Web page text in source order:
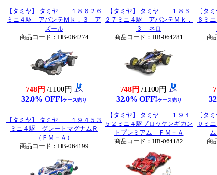
【タミヤ】 タミヤ １８６２６
ミニ４駆 アバンテＭｋ．３ ア
ズール
商品コード：HB-064274
748円 /1100円
32.0% OFF!ケース売り
【タミヤ】 タミヤ １８６
２７ミニ４駆 アバンテＭｋ．
３ ネロ
商品コード：HB-064281
748円 /1100円
32.0% OFF!ケース売り
【タ
８ミ
商
【タミヤ】 タミヤ １９４５３
ミニ４駆 グレートマグナムＲ
（ＦＭ－Ａ）
商品コード：HB-064199
【タミヤ】 タミヤ １９４
５２ミニ４駆ブロッケンギガン
トプレミアム ＦＭ－Ａ
商品コード：HB-064182
【タ
０ミ
商